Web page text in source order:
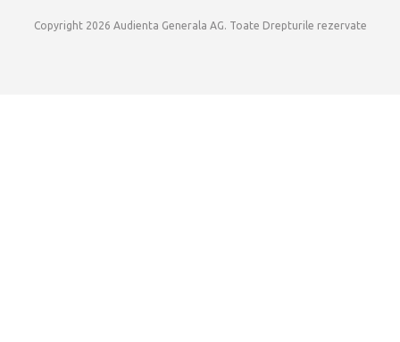
Copyright 2026 Audienta Generala AG. Toate Drepturile rezervate